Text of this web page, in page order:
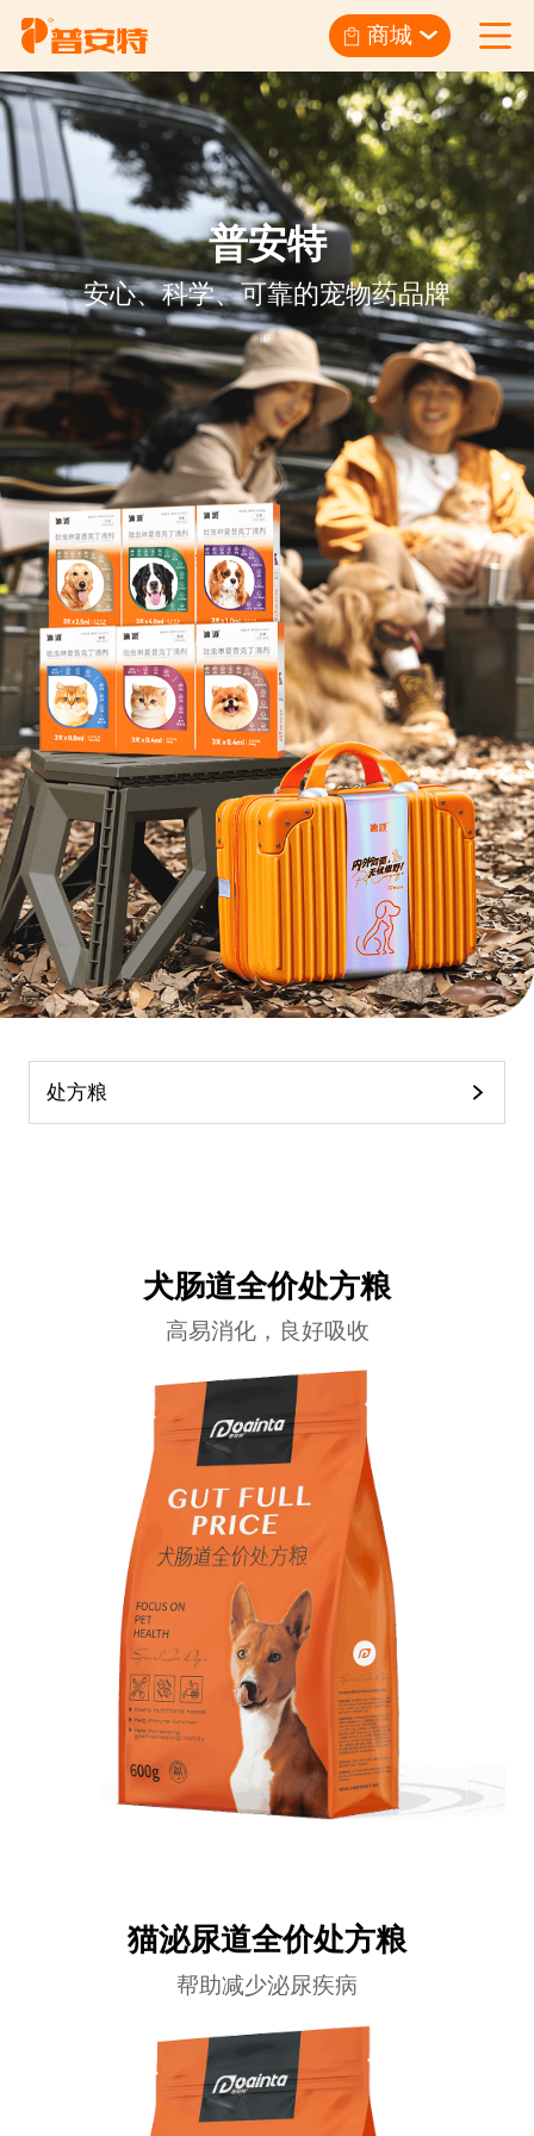
商城
普安特
安心、科学、可靠的宠物药品牌
处方粮
犬肠道全价处方粮
高易消化，良好吸收
猫泌尿道全价处方粮
帮助减少泌尿疾病